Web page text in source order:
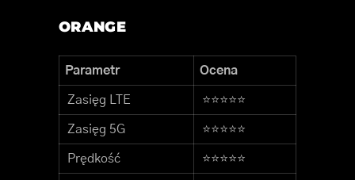
ORANGE
Parametr Ocena
Zasięg LTE ⭐⭐⭐⭐⭐
Zasięg 5G ⭐⭐⭐⭐⭐
Prędkość ⭐⭐⭐⭐⭐